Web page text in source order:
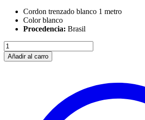
Cordon trenzado blanco 1 metro
Color blanco
Procedencia: Brasil
Añadir al carro